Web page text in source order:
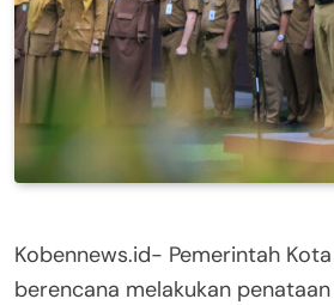
Kobennews.id- Pemerintah
berencana melakukan